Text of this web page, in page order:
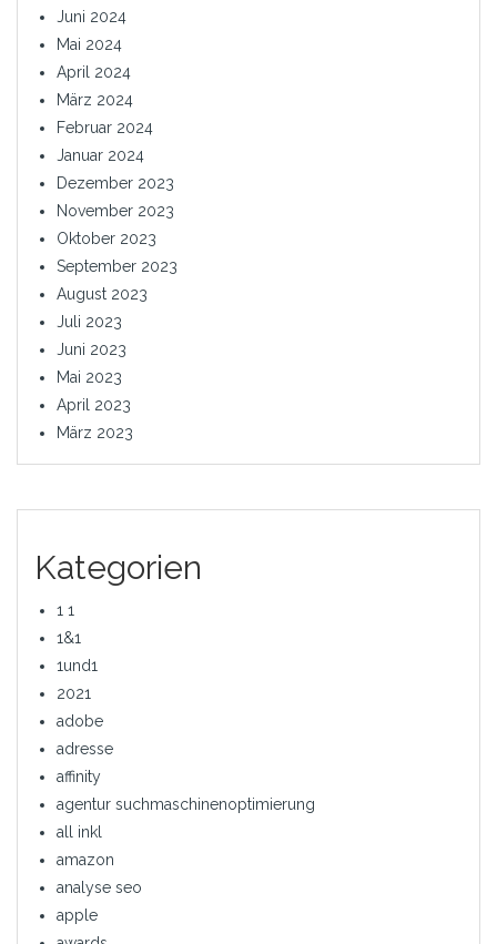
Juni 2024
Mai 2024
April 2024
März 2024
Februar 2024
Januar 2024
Dezember 2023
November 2023
Oktober 2023
September 2023
August 2023
Juli 2023
Juni 2023
Mai 2023
April 2023
März 2023
Kategorien
1 1
1&1
1und1
2021
adobe
adresse
affinity
agentur suchmaschinenoptimierung
all inkl
amazon
analyse seo
apple